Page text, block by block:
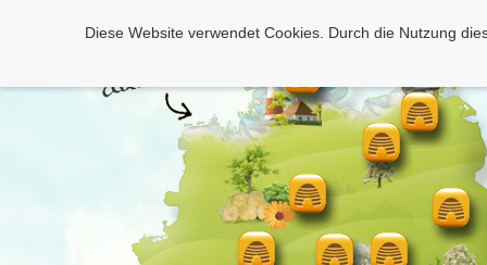
Diese Website verwendet Cookies. Durch die Nutzung